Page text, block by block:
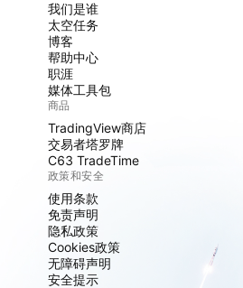
我们是谁
太空任务
博客
帮助中心
职涯
媒体工具包
商品
TradingView商店
交易者塔罗牌
C63 TradeTime
政策和安全
使用条款
免责声明
隐私政策
Cookies政策
无障碍声明
安全提示